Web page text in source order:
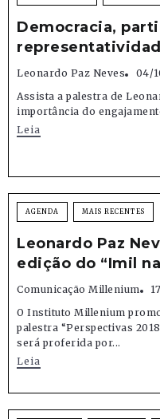
Democracia,
Leonardo Paz Neves
04/
Assista a palestra de
importância do
Leia
AGENDA MAIS RECENTES
Leonardo Paz
edição do “Imil
Comunicação Millenium
O Instituto Millenium
palestra “Perspectivas
será proferida por...
Leia